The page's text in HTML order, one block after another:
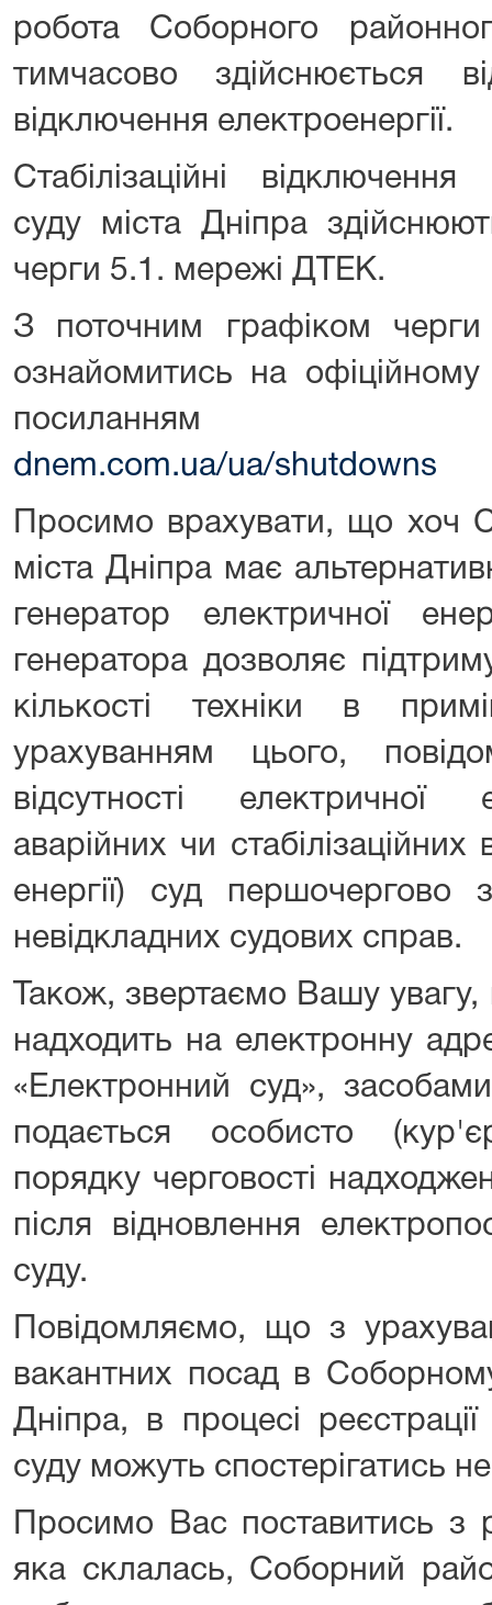
робота Соборного
тимчасово здійснюється
відключення електроенергії.
Стабілізаційні
суду міста Дніпра
черги 5.1. мережі ДТЕК.
З поточним графіком
ознайомитись на
dnem.com.ua/ua/shutdowns
Просимо врахувати, що хоч
міста Дніпра має
генератор електричної
генератора дозволяє
кількості техніки в
урахуванням цього,
відсутності електричної
аварійних чи
енергії) суд першочергово
невідкладних судових справ.
Також, звертаємо Вашу
надходить на електронну
«Електронний суд»,
подається особисто
порядку черговості
після відновлення
суду.
Повідомляємо, що з
вакантних посад в
Дніпра, в процесі реєстрації
суду можуть спостерігатись
Просимо Вас поставитись з
яка склалась, Соборний